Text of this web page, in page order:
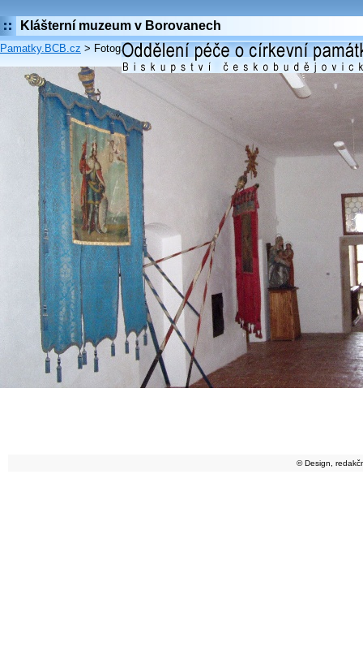
Klášterní muzeum v Borovanech
Pamatky.BCB.cz > Fotogalerie:Klášterní muzeum v Borovanech
© Design,